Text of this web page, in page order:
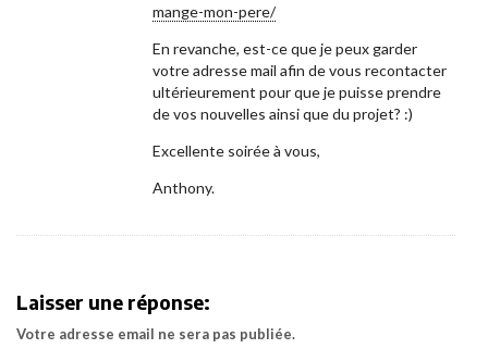
mange-mon-pere/
En revanche, est-ce que je peux garder
votre adresse mail afin de vous recontacter
ultérieurement pour que je puisse prendre
de vos nouvelles ainsi que du projet? :)
Excellente soirée à vous,
Anthony.
Laisser une réponse:
Votre adresse email ne sera pas publiée.